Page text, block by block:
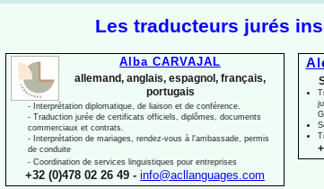
Les traducteurs jurés
Alba CARVAJAL
allemand, anglais, espagnol, français,
portugais
- Interprétation diplomatique, de liaison et de conférence.
- Traduction jurée de certificats officiels, diplômes, documents
commerciaux et contrats.
- Interprétation de mariages, rendez-vous à l'ambassade, permis
de conduite
- Coordination de services linguistiques pour entreprises
+32 (0)478 02 26 49 - info@acllanguages.com